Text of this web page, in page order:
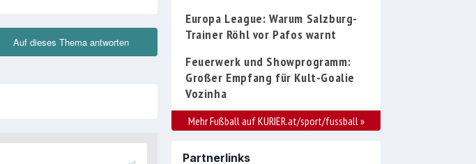
Auf dieses Thema antworten
Europa League: Warum Salzburg-
Trainer Röhl vor Pafos warnt
Feuerwerk und Showprogramm:
Großer Empfang für Kult-Goalie
Vozinha
Mehr Fußball auf KURIER.at/sport/fussball »
Partnerlinks